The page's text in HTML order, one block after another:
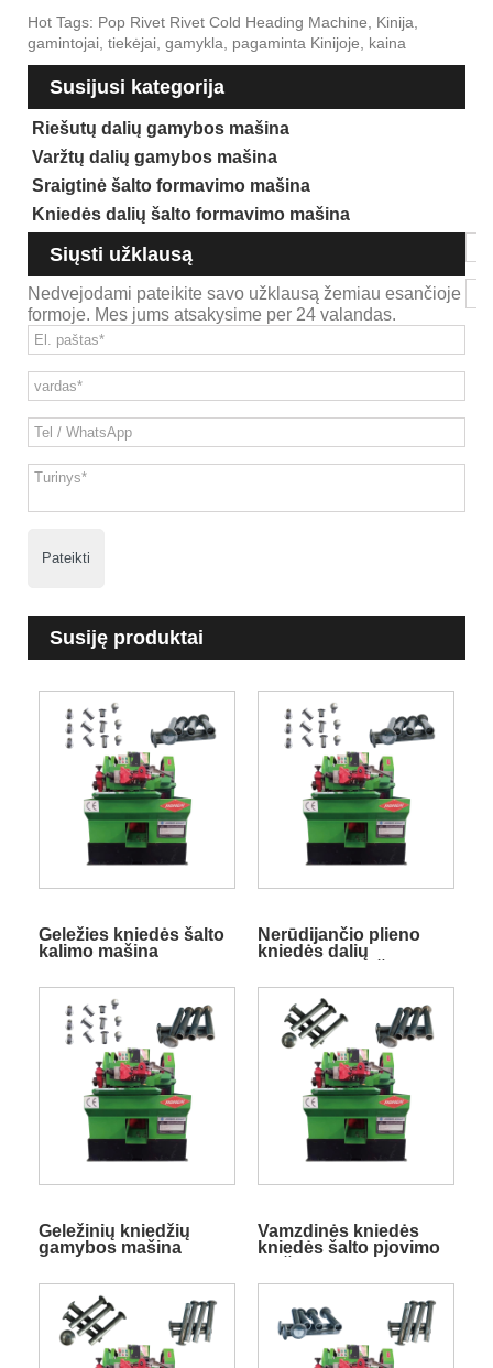
Hot Tags: Pop Rivet Rivet Cold Heading Machine, Kinija,
gamintojai, tiekėjai, gamykla, pagaminta Kinijoje, kaina
Susijusi kategorija
Riešutų dalių gamybos mašina
Varžtų dalių gamybos mašina
Sraigtinė šalto formavimo mašina
Kniedės dalių šalto formavimo mašina
Siųsti užklausą
Nedvejodami pateikite savo užklausą žemiau esančioje
formoje. Mes jums atsakysime per 24 valandas.
Pateikti
Susiję produktai
Geležies kniedės šalto
kalimo mašina
Nerūdijančio plieno
kniedės dalių
Geležinių kniedžių
gamybos mašina
Vamzdinės kniedės
kniedės šalto pjovimo